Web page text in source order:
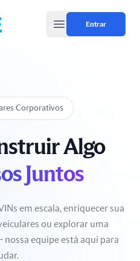
Open main menu
Entrar
Corporativos
Algo
Juntos
em escala, enriquecer sua
ou explorar uma
equipe está aqui para